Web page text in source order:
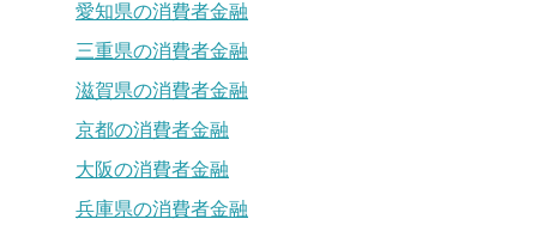
愛知県の消費者金融
三重県の消費者金融
滋賀県の消費者金融
京都の消費者金融
大阪の消費者金融
兵庫県の消費者金融